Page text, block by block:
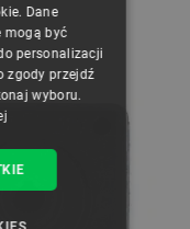
GERMAN
Dane
mogą być
personalizacji
zgody przejdź
wyboru.